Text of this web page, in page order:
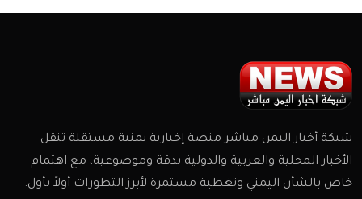
شبكة أخبار اليمن مباشر منصة إخبارية يمنية مستقلة تنقل
الأخبار المحلية والعربية والدولية بدقة وموضوعية، مع اهتمام
خاص بالشأن اليمني وتغطية مستمرة لأبرز التطورات أولاً بأول.